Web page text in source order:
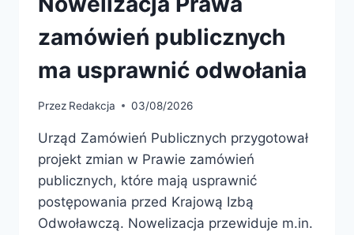
zamówień publicznych
ma usprawnić odwołania
Przez Redakcja 03/08/2026
Urząd Zamówień Publicznych przygotował
projekt zmian w Prawie zamówień
publicznych, które mają usprawnić
postępowania przed Krajową Izbą
Odwoławczą. Nowelizacja przewiduje m.in.